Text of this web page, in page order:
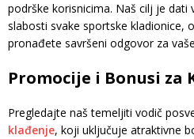
podrške korisnicima. Naš cilj je dati
slabosti svake sportske kladionice,
pronađete savršeni odgovor za
Promocije i Bonusi za
Pregledajte naš temeljiti vodič
klađenje, koji uključuje atraktivne